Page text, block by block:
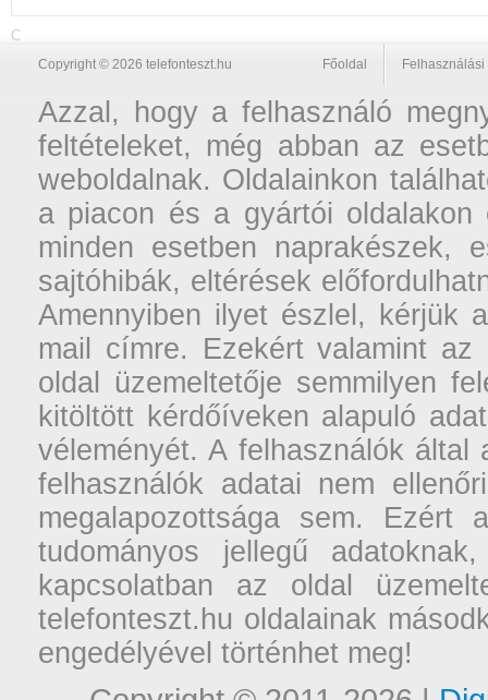
C
Copyright © 2026 telefonteszt.hu Főoldal
Azzal, hogy a felhasználó
feltételeket, még abban az
weboldalnak. Oldalainkon
a piacon és a gyártói oldalakon
minden esetben naprakészek,
sajtóhibák, eltérések
Amennyiben ilyet észlel, kérjük
mail címre. Ezekért valamint
oldal üzemeltetője semmilyen
kitöltött kérdőíveken alapuló
véleményét. A felhasználók
felhasználók adatai nem
megalapozottsága sem. Ezért
tudományos jellegű
kapcsolatban az oldal
telefonteszt.hu oldalainak
engedélyével történhet meg!